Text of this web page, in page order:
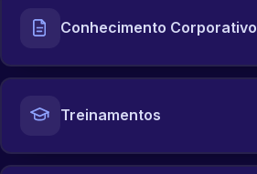
Conhecimento Corporativo
Treinamentos